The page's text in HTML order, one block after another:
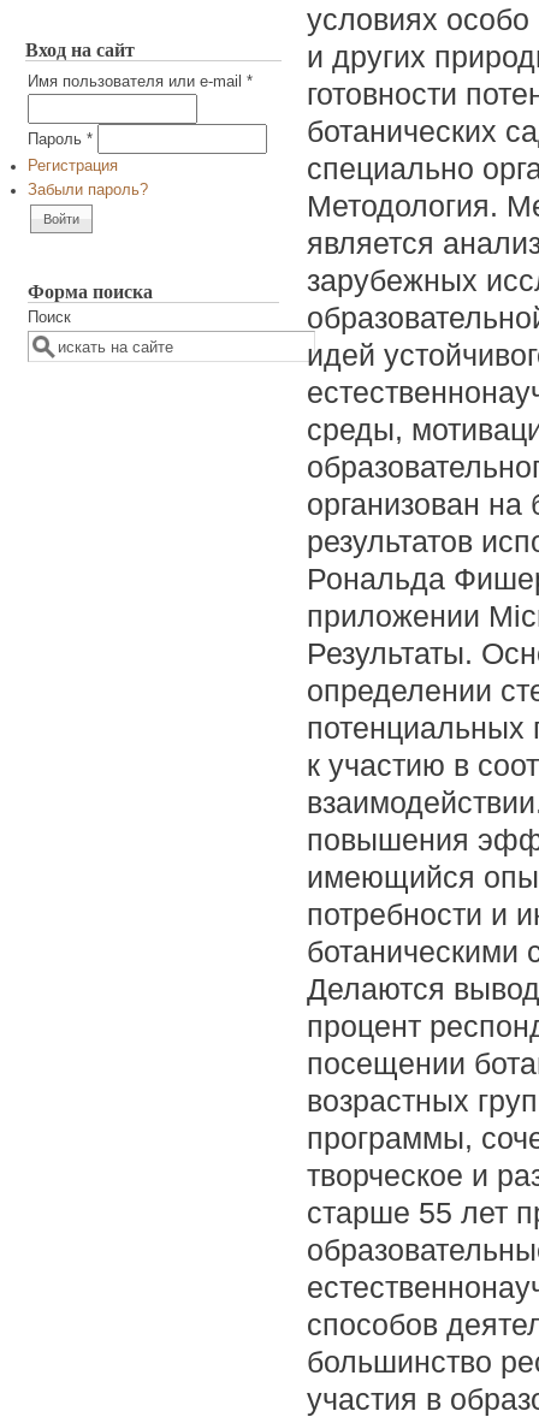
Вход на сайт
Имя пользователя или e-mail *
Пароль *
Регистрация
Забыли пароль?
Форма поиска
Поиск
условиях
и других
готовности
ботанических
специально
Методология.
является
зарубежных
идей
среды,
организован
результатов
Рональда
приложении
Результаты.
определении
потенциальных
к участию в
повышения
имеющийся
потребности и
ботаническими
Делаются
процент
посещении
возрастных
программы,
творческое и
старше 55 лет
способов
большинство
участия в